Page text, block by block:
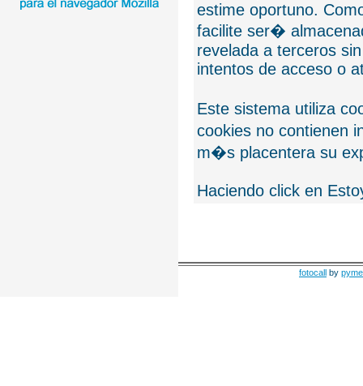
estime oportuno.
facilite ser�
revelada a terceros
intentos de acceso o
Este sistema utiliza
cookies no contienen
m�s placentera su
Haciendo click en
fotocall by